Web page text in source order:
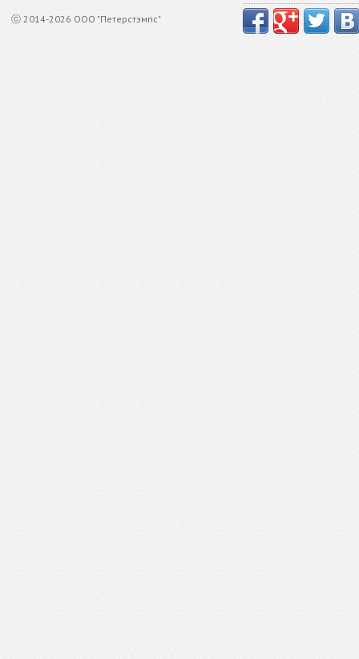
ⓒ 2014-2026 ООО "Петерстэмпс"